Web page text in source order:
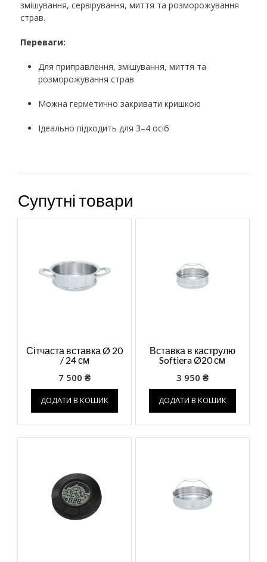
змішування, сервірування, миття та розморожування
страв.
Переваги:
Для приправлення, змішування, миття та
розморожування страв
Можна герметично закривати кришкою
Ідеально підходить для 3–4 осіб
Супутні товари
Сітчаста вставка Ø 20
/ 24 см
7 500₴
ДОДАТИ В КОШИК
Вставка в каструлю
Softiera Ø20 см
3 950 ₴
ДОДАТИ В КОШИК